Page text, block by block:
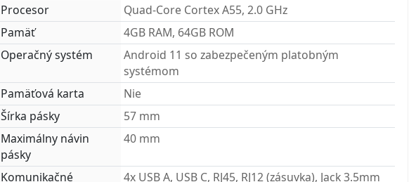
Procesor
Quad-Core Cortex A55, 2.0 GHz
Pamäť
4GB RAM, 64GB ROM
Operačný systém
Android 11 so zabezpečeným platobným
systémom
Pamäťová karta
Nie
Šírka pásky
57 mm
Maximálny návin
pásky
40 mm
Komunikačné
4x USB A, USB C, RJ45, RJ12 (zásuvka), Jack 3.5mm